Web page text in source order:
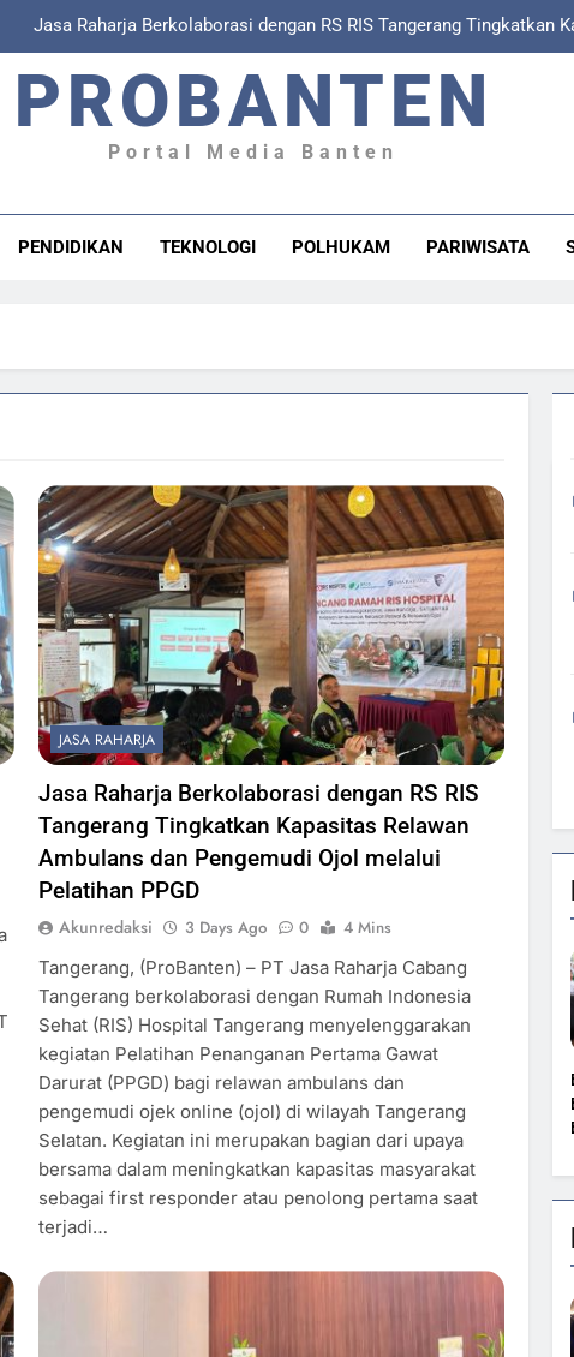
Raharja Perkuat Sinergi dengan RS RIS Hospital, Polres Tangerang
Jasa Raharja Tangerang Pastikan Korban Kecelakaan Lalu Lintas
Keamanan dan Keselamatan Penyeberangan, Jasa Raharja
Raharja Perkuat Sinergi dengan RS RIS Hospital, Polres Tangerang
dalam Sosialisasi
PROBANTEN
Portal Media Banten
PENDIDIKAN TEKNOLOGI POLHUKAM PARIWISATA
JASA RAHARJA
Jasa Raharja Berkolaborasi dengan RS RIS
Tangerang Tingkatkan Kapasitas Relawan
Ambulans dan Pengemudi Ojol melalui
Pelatihan PPGD
Akunredaksi 3 Days Ago 0
4 Mins
Tangerang, (ProBanten) – PT Jasa Raharja Cabang
Tangerang berkolaborasi dengan Rumah Indonesia
Sehat (RIS) Hospital Tangerang menyelenggarakan
kegiatan Pelatihan Penanganan Pertama Gawat
Darurat (PPGD) bagi relawan ambulans dan
pengemudi ojek online (ojol) di wilayah Tangerang
Selatan. Kegiatan ini merupakan bagian dari upaya
bersama dalam meningkatkan kapasitas masyarakat
sebagai first responder atau penolong pertama saat
terjadi…